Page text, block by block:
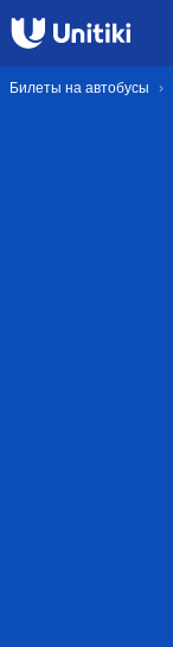
Билеты на автобусы